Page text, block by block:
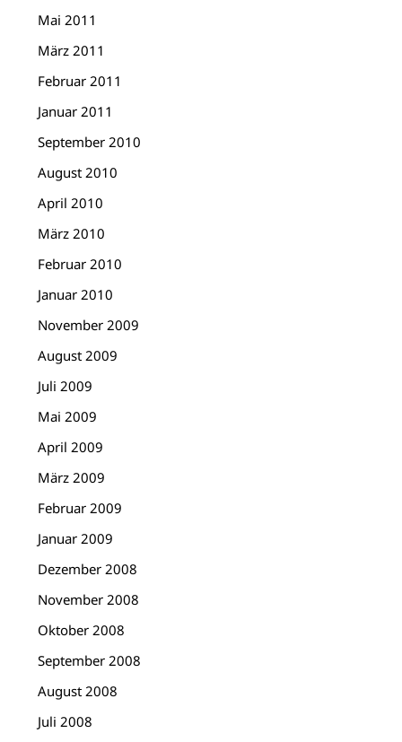
Mai 2011
März 2011
Februar 2011
Januar 2011
September 2010
August 2010
April 2010
März 2010
Februar 2010
Januar 2010
November 2009
August 2009
Juli 2009
Mai 2009
April 2009
März 2009
Februar 2009
Januar 2009
Dezember 2008
November 2008
Oktober 2008
September 2008
August 2008
Juli 2008